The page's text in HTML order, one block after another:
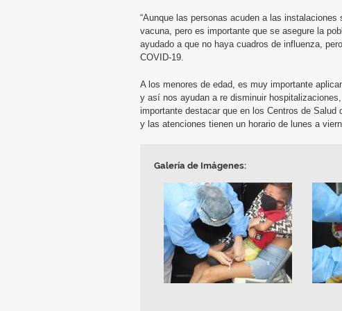
“Aunque las personas acuden a las
vacuna, pero es importante que se asegure la
ayudado a que no haya cuadros de influenza,
COVID-19.
A los menores de edad, es muy importante
y así nos ayudan a re disminuir
importante destacar que en los Centros de
y las atenciones tienen un horario de lunes a
Galería de Imágenes: